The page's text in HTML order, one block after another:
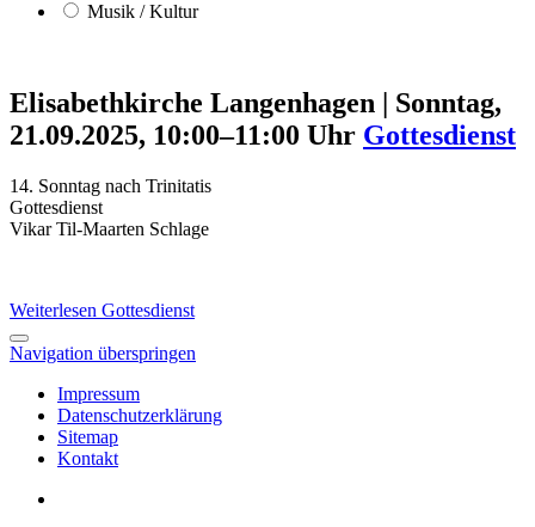
Musik / Kultur
Elisabethkirche Langenhagen | Sonntag,
21.09.2025, 10:00–11:00 Uhr Gottesdienst
14. Sonntag nach Trinitatis
Gottesdienst
Vikar Til-Maarten Schlage
Weiterlesen Gottesdienst
Navigation überspringen
Impressum
Datenschutzerklärung
Sitemap
Kontakt